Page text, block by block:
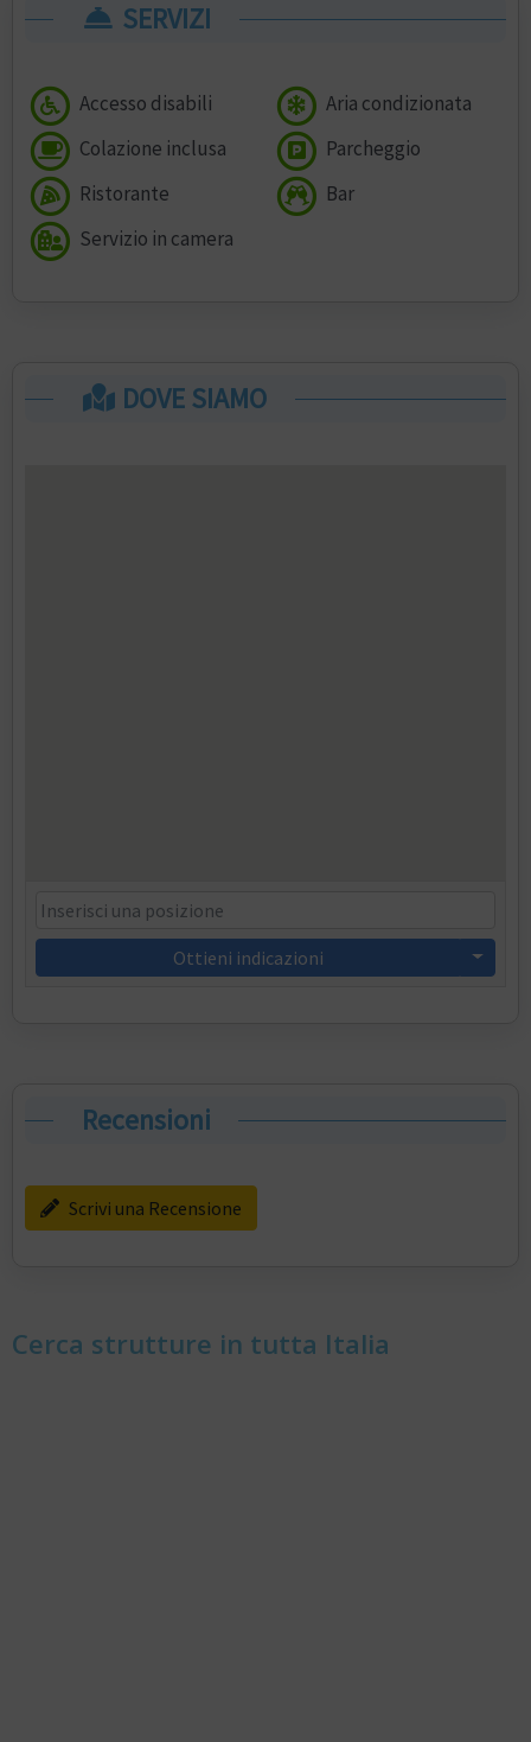
SERVIZI
Accesso disabili
Aria condizionata
Colazione inclusa
Parcheggio
Ristorante
Bar
Servizio in camera
DOVE SIAMO
Ottieni indicazioni
Recensioni
Scrivi una Recensione
Cerca strutture in tutta Italia